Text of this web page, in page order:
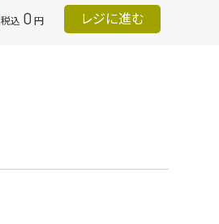
税込 0 円 レジに進む